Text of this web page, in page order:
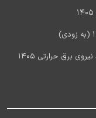
آخرین اخبار استخدام شرکت مادر تخصصی تولید نیروی برق حرارتی 1405